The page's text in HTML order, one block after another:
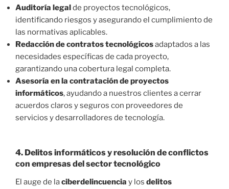
Auditoría legalde proyectos tecnológicos,
identificando riesgos y asegurando el cumplimiento de
las normativas aplicables.
Redacción de contratos tecnológicosadaptados a las
necesidades específicas de cada proyecto,
garantizando una cobertura legal completa.
Asesoría en la contratación de proyectos
informáticos, ayudando a nuestros clientes a cerrar
acuerdos claros y seguros con proveedores de
servicios y desarrolladores de tecnología.
4. Delitos informáticos y resolución de conflictos
con empresas del sector tecnológico
El auge de laciberdelincuencia y los delitos